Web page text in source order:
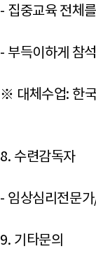
- 집중교육 전체
- 부득이하게 참
※ 대체수업: 한
8. 수련감독자
- 임상심리전문가
9. 기타문의